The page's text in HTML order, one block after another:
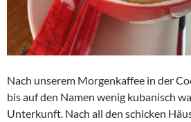
Nach unserem Morgenkaffee in der
bis auf den Namen wenig kubanisch
Unterkunft. Nach all den schicken